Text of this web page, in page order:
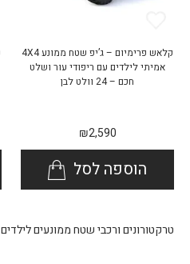
קלאש פרימיום – ג’יפ שטח ממונע 4X4
אמיתי לילדים עם ריפודי עור ושלט
חכם – 24 וולט לבן
₪2,590
הוספה לסל
טרקטורונים ורכבי שטח ממונעים לילדים